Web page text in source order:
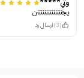
وتي*****
يجننننننننننننننن
(3) ارسال رد